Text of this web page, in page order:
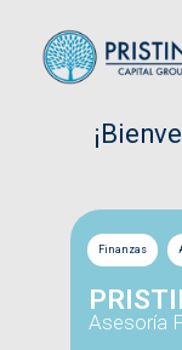
Finanzas
Asesoría